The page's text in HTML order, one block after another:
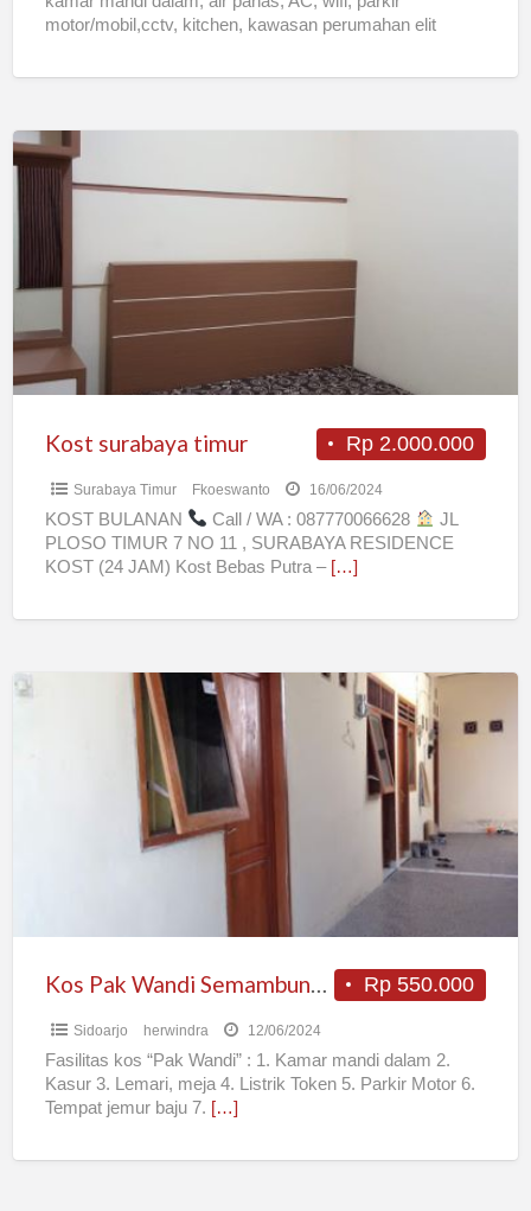
motor/mobil,cctv, kitchen, kawasan perumahan elit
Kost
surabaya
Rp 2.000.000
Kost surabaya timur
Surabaya Timur Fkoeswanto 16/06/2024
KOST BULANAN Call / WA : 087770066628
JL
PLOSO TIMUR 7 NO 11 , SURABAYA RESIDENCE
KOST (24 JAM) Kost Bebas Putra – […]
Kos
Rp 550.000
Kos Pak Wandi Semambung Murah Dekat Juanda
Sidoarjo herwindra 12/06/2024
Fasilitas kos “Pak Wandi” : 1. Kamar mandi dalam 2.
Kasur 3. Lemari, meja 4. Listrik Token 5. Parkir Motor 6.
Tempat jemur baju 7. […]